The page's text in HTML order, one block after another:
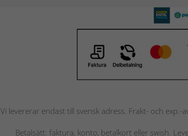
Vi levererar endast till svensk adress. Frakt- och
Betalsätt: faktura, konto, betalkort eller swish.